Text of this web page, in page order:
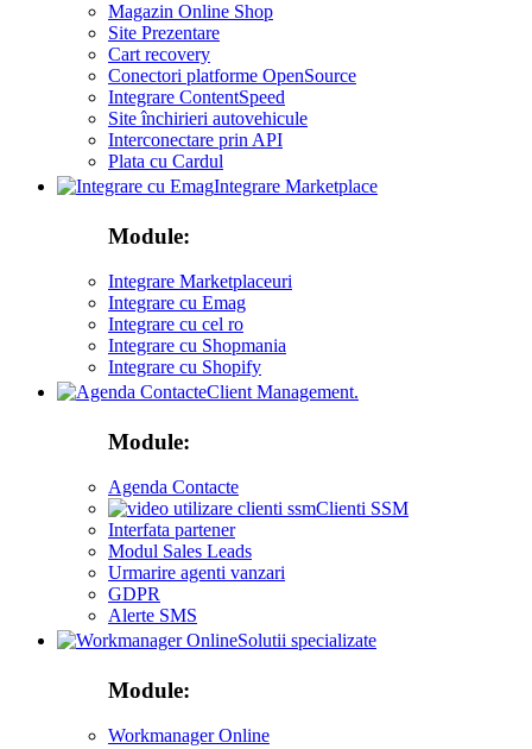
Magazin Online Shop
Site Prezentare
Cart recovery
Conectori platforme OpenSource
Integrare ContentSpeed
Site închirieri autovehicule
Interconectare prin API
Plata cu Cardul
Integrare Marketplace
Module:
Integrare Marketplaceuri
Integrare cu Emag
Integrare cu cel ro
Integrare cu Shopmania
Integrare cu Shopify
Client Management.
Module:
Agenda Contacte
Clienti SSM
Interfata partener
Modul Sales Leads
Urmarire agenti vanzari
GDPR
Alerte SMS
Solutii specializate
Module:
Workmanager Online